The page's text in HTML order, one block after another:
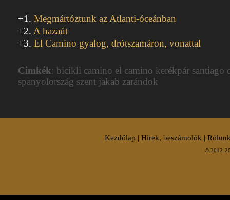
+1. Megmártóztunk az Atlanti-óceánban
+2. A hazaút
+3. El Camino gyalog, drótszamáron, vonattal
Cimkék: bicikli camino el camino kerékpár santiago
spanyolország szent jakab zarándok
Kezdőlap |Hírek, beszámolók |
© 2012-